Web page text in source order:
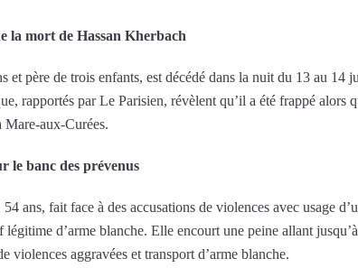
la mort de Hassan Kherbach
et père de trois enfants, est décédé dans la nuit du 13 au
rapportés par Le Parisien, révèlent qu’il a été frappé alors
Mare-aux-Curées.
le banc des prévenus
ans, fait face à des accusations de violences avec usage
légitime d’arme blanche. Elle encourt une peine allant
violences aggravées et transport d’arme blanche.